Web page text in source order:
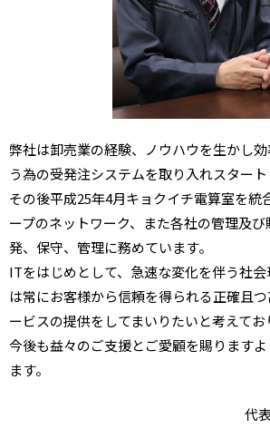
弊社は卸売業の経験、ノウハウを生かし
う為の受発注システムを取り入れスタート
その後平成25年4月キョクイチ電算室を統
ープのネットワーク、また各社の管理及
発、保守、管理に務めています。
ITをはじめとして、急速な変化を伴う社
は常にお客様から信頼を得られる正確且
ービスの提供をしてまいりたいと考えてお
今後も益々のご支援とご愛顧を賜ります
ます。
代